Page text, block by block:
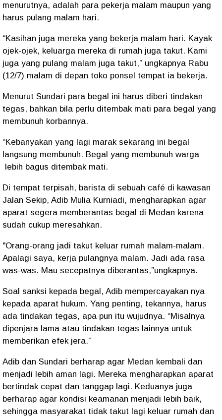
menurutnya, adalah para pekerja malam maupun yang
harus pulang malam hari.
“Kasihan juga mereka yang bekerja malam hari. Kayak
ojek-ojek, keluarga mereka di rumah juga takut. Kami
juga yang pulang malam juga takut,” ungkapnya Rabu
(12/7) malam di depan toko ponsel tempat ia bekerja.
Menurut Sundari para begal ini harus diberi tindakan
tegas, bahkan bila perlu ditembak mati para begal yang
membunuh korbannya.
“Kebanyakan yang lagi marak sekarang ini begal
langsung membunuh. Begal yang membunuh warga
lebih bagus ditembak mati.
Di tempat terpisah, barista di sebuah café di kawasan
Jalan Sekip, Adib Mulia Kurniadi, mengharapkan agar
aparat segera memberantas begal di Medan karena
sudah cukup meresahkan.
"Orang-orang jadi takut keluar rumah malam-malam.
Apalagi saya, kerja pulangnya malam. Jadi ada rasa
was-was. Mau secepatnya diberantas,”ungkapnya.
Soal sanksi kepada begal, Adib mempercayakan nya
kepada aparat hukum. Yang penting, tekannya, harus
ada tindakan tegas, apa pun itu wujudnya. “Misalnya
dipenjara lama atau tindakan tegas lainnya untuk
memberikan efek jera.”
Adib dan Sundari berharap agar Medan kembali dan
menjadi lebih aman lagi. Mereka mengharapkan aparat
bertindak cepat dan tanggap lagi. Keduanya juga
berharap agar kondisi keamanan menjadi lebih baik,
sehingga masyarakat tidak takut lagi keluar rumah dan